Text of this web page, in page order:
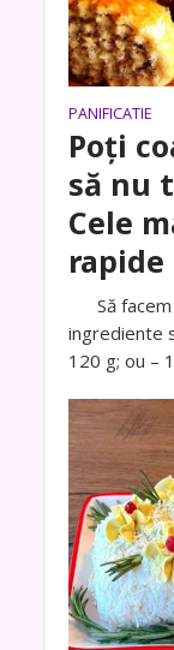
PANIFICATIE
Poți
să nu
Cele
Să facem
ingrediente
120 g; ou –